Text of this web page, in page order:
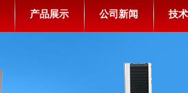
产品展示 公司新闻 技